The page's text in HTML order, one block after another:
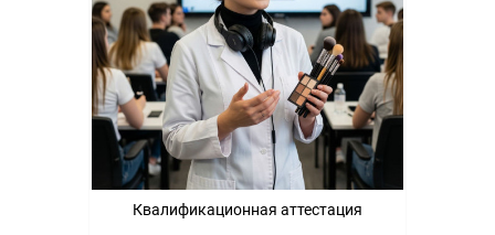
Квалификационная аттестация